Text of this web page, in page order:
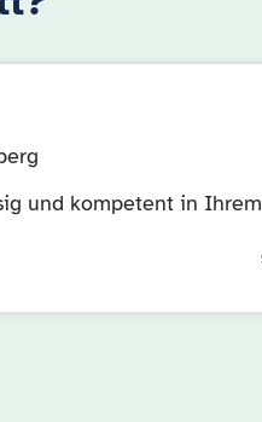
und kompetent in